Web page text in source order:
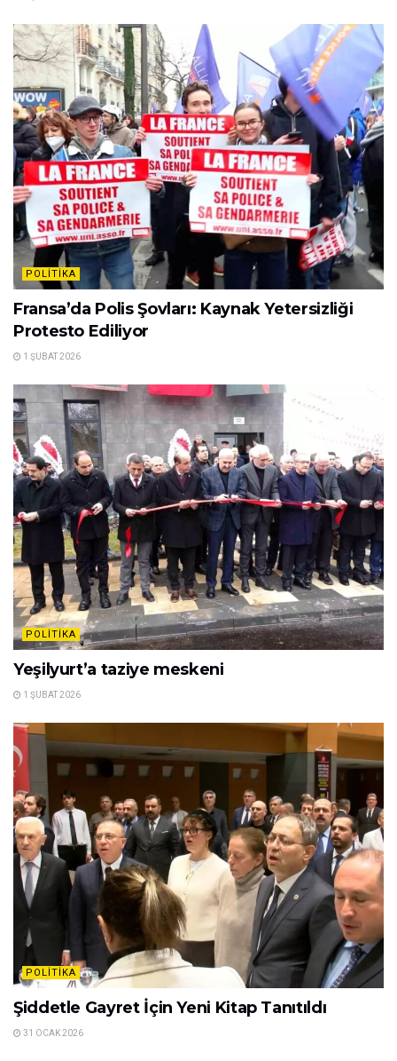
POLITIKA
Fransa’da Polis Şovları: Kaynak Yetersizliği
Protesto Ediliyor
1 ŞUBAT 2026
POLITIKA
Yeşilyurt’a taziye meskeni
1 ŞUBAT 2026
POLITIKA
Şiddetle Gayret İçin Yeni Kitap Tanıtıldı
31 OCAK 2026